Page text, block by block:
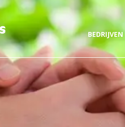
BEDRIJVEN